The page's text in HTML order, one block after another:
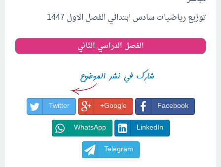
توزيع رياضياتسادس ابتدائي الفصل الاول 1447
الفصل الدراسي الثاني
Facebook
Google+
Twitter
LinkedIn
WhatsApp
Telegram